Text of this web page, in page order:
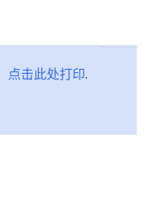
点击此处打印.